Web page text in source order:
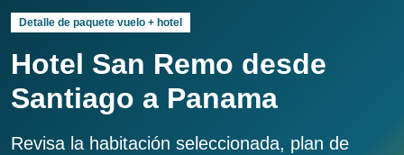
Detalle de paquete vuelo + hotel
Hotel San Remo desde
Santiago a Panama
Revisa la habitación seleccionada, plan de